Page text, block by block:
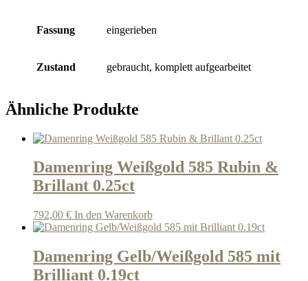
Fassung eingerieben
Zustand gebraucht, komplett aufgearbeitet
Ähnliche Produkte
Damenring Weißgold 585 Rubin &
Brillant 0.25ct
792,00 € In den Warenkorb
Damenring Gelb/Weißgold 585 mit
Brilliant 0.19ct